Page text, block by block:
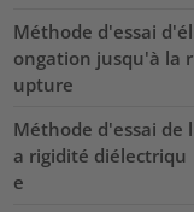
Méthode d'essai d'él
ongation jusqu'à la r
upture
Méthode d'essai de l
a rigidité diélectriqu
e